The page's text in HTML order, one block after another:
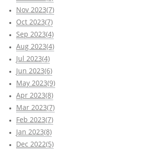
Nov 2023(7)
Oct 2023(7)
Sep 2023(4)
Aug 2023(4)
Jul 2023(4)
Jun 2023(6)
May 2023(9)
Apr 2023(8)
Mar 2023(7)
Feb 2023(7)
Jan 2023(8)
Dec 2022(5)